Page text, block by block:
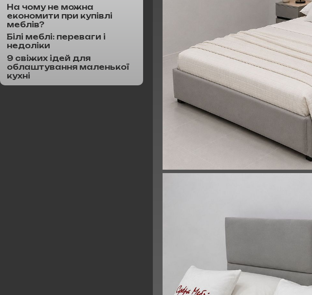
На чому не можна
економити при купівлі
меблів?
Білі меблі: переваги і
недоліки
9 свіжих ідей для
облаштування маленької
кухні